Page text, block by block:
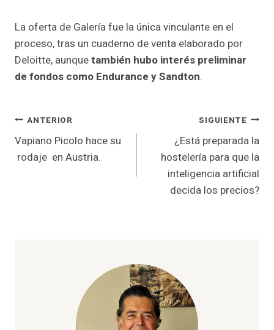
La oferta de Galería fue la única vinculante en el
proceso, tras un cuaderno de venta elaborado por
Deloitte, aunquetambién hubo interés preliminar
de fondos como Endurance y Sandton.
Navegación
de
ANTERIOR
Vapiano Picolo hace su
rodaje en Austria.
SIGUIENTE
¿Está preparada la
hostelería para que la
inteligencia artificial
decida los precios?